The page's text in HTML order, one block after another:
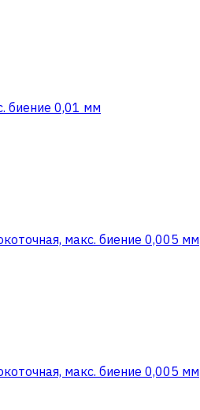
биение 0,01 мм
макс. биение 0,005 мм
макс. биение 0,005 мм